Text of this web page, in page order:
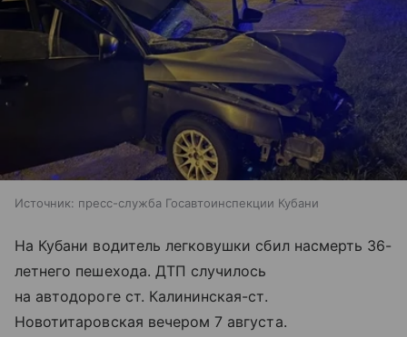
Источник: пресс-служба Госавтоинспекции Кубани
На Кубани водитель легковушки сбил насмерть 36-
летнего пешехода. ДТП случилось
на автодороге ст. Калининская-ст.
Новотитаровская вечером 7 августа.